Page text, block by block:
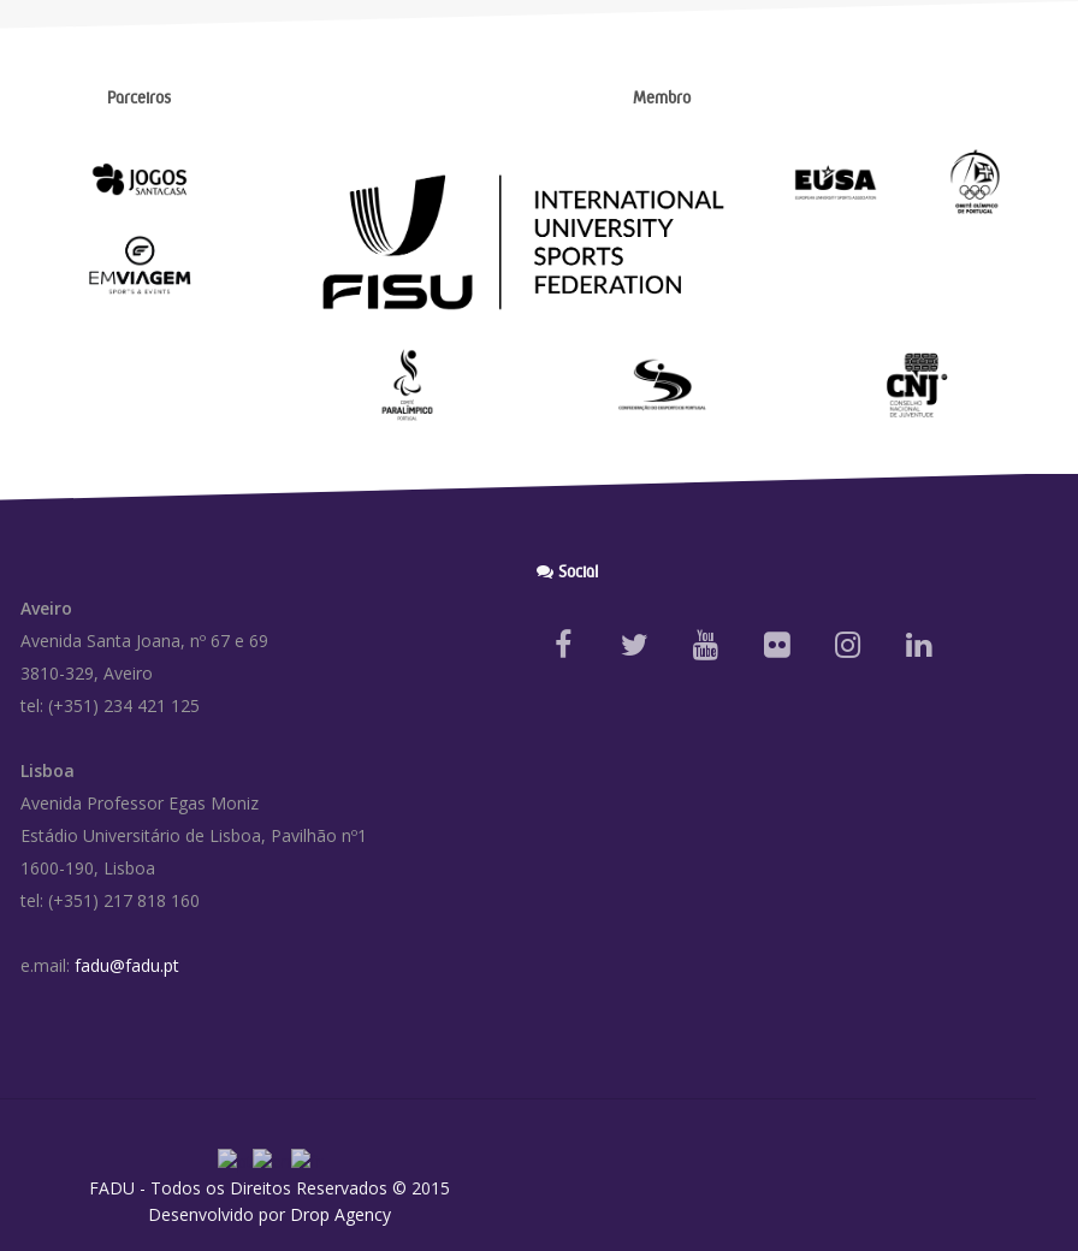
Parceiros Membro
Aveiro
Avenida Santa Joana, nº 67 e 69
3810-329, Aveiro
tel: (+351) 234 421 125
Lisboa
Avenida Professor Egas Moniz
Estádio Universitário de Lisboa, Pavilhão nº1
1600-190, Lisboa
tel: (+351) 217 818 160
e.mail: fadu@fadu.pt
Social
FADU - Todos os Direitos Reservados © 2015
Desenvolvido por Drop Agency